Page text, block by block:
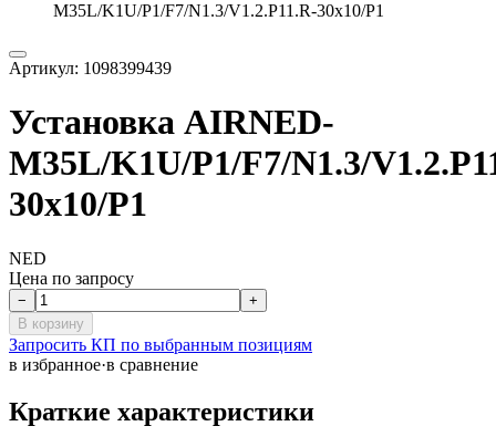
M35L/K1U/P1/F7/N1.3/V1.2.P11.R-30x10/P1
Артикул: 1098399439
Установка AIRNED-
M35L/K1U/P1/F7/N1.3/
30x10/P1
NED
Цена по запросу
−
+
В корзину
Запросить КП по выбранным позициям
в избранное·в сравнение
Краткие характеристики